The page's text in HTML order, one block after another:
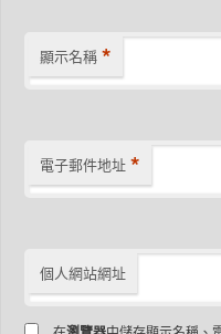
顯示名稱 *
電子郵件地址 *
個人網站網址